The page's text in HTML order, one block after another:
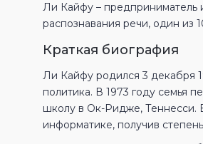
Ли Кайфу – предприниматель
распознавания речи, один из
Краткая биография
Ли Кайфу родился 3 декабря
политика. В 1973 году семья
школу в Ок-Ридже, Теннесси.
информатике, получив